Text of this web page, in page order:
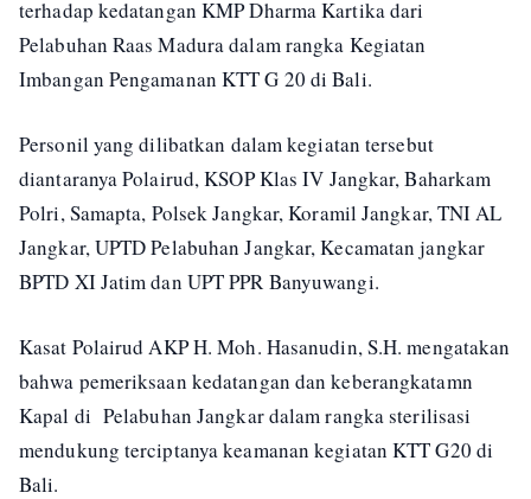
terhadap kedatangan KMP Dharma Kartika dari
Pelabuhan Raas Madura dalam rangka Kegiatan
Imbangan Pengamanan KTT G 20 di Bali.
Personil yang dilibatkan dalam kegiatan tersebut
diantaranya Polairud, KSOP Klas IV Jangkar, Baharkam
Polri, Samapta, Polsek Jangkar, Koramil Jangkar, TNI AL
Jangkar, UPTD Pelabuhan Jangkar, Kecamatan jangkar
BPTD XI Jatim dan UPT PPR Banyuwangi.
Kasat Polairud AKP H. Moh. Hasanudin, S.H. mengatakan
bahwa pemeriksaan kedatangan dan keberangkatamn
Kapal di Pelabuhan Jangkar dalam rangka sterilisasi
mendukung terciptanya keamanan kegiatan KTT G20 di
Bali.